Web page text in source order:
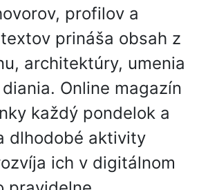
profilov a
prináša obsah z
architektúry, umenia
Online magazín
každý pondelok a
dlhodobé aktivity
ich v digitálnom